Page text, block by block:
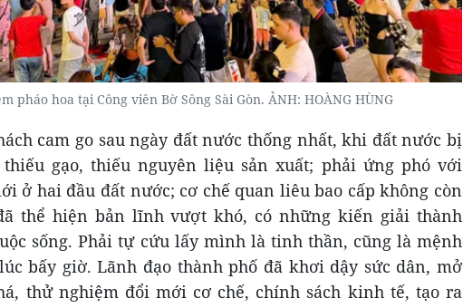
pháo hoa tại Công viên Bờ Sông Sài Gòn. ẢNH: HOÀNG HÙNG
cam go sau ngày đất nước thống nhất, khi đất nước bị
thiếu gạo, thiếu nguyên liệu sản xuất; phải ứng phó với
ở hai đầu đất nước; cơ chế quan liêu bao cấp không còn
thể hiện bản lĩnh vượt khó, có những kiến giải thành
sống. Phải tự cứu lấy mình là tinh thần, cũng là mệnh
bấy giờ. Lãnh đạo thành phố đã khơi dậy sức dân, mở
thử nghiệm đổi mới cơ chế, chính sách kinh tế, tạo ra